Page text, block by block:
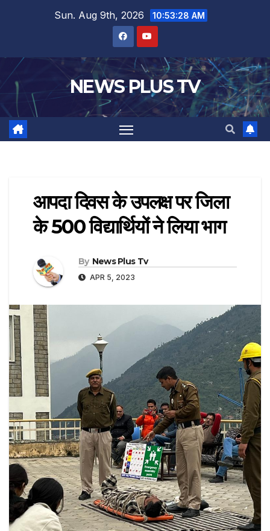
Sun. Aug 9th, 2026 10:53:29 AM
NEWS PLUS TV
आपदा दिवस के उपलक्ष पर जिला
के 500 विद्यार्थियों ने लिया भाग
By News Plus Tv
APR 5, 2023